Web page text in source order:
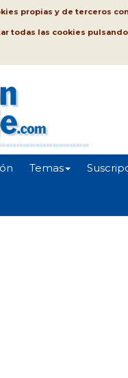
propias y de terceros
todas las cookies pulsando
Temas